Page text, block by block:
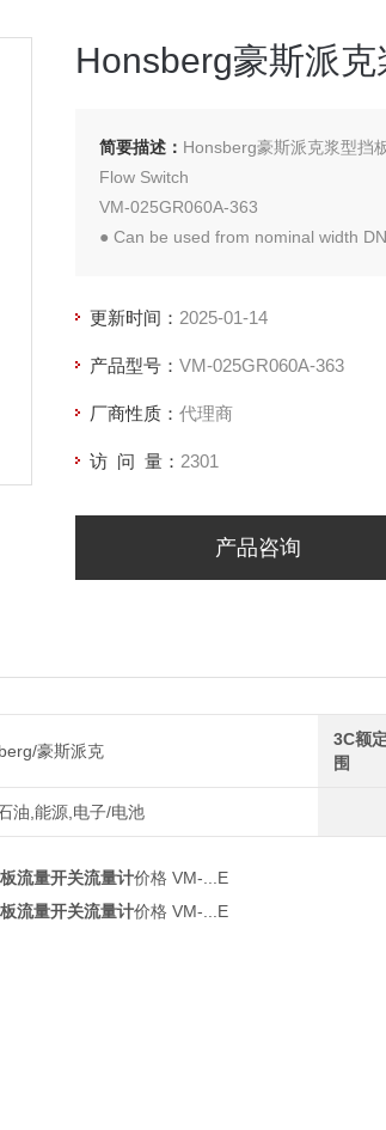
Honsberg豪斯派
简要描述： Honsberg豪斯派克浆型挡
Flow Switch
VM-025GR060A-363
● Can be used from nominal width
更新时间： 2025-01-14
产品型号： VM-025GR060A-363
厂商性质： 代理商
访 问 量： 2301
产品咨询
豪斯派克
3C额
围
油,能源,电子/电池
流量开关流量计价格 VM-...E
流量开关流量计价格 VM-...E